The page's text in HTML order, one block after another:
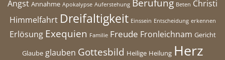
Angst Annahme Apokalypse Auferstehung Berufung Beten Christi
Himmelfahrt Dreifaltigkeit Einssein Entscheidung erkennen
Erlösung Exequien Familie Freude Fronleichnam Gericht
Glaube glauben Gottesbild Heilige Heilung Herz